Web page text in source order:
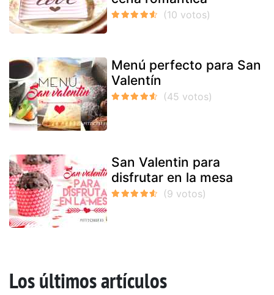
Menú perfecto para San
Valentín
San Valentin para
disfrutar en la mesa
Los últimos artículos